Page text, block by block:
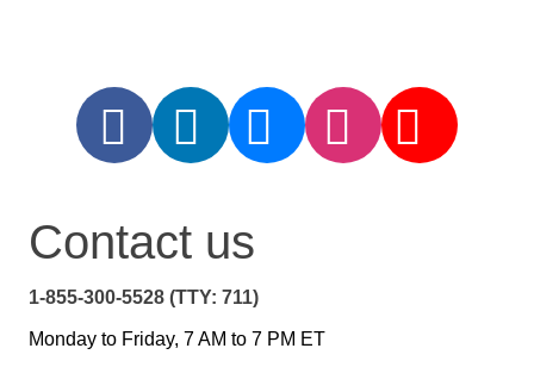
Contact us
1-855-300-5528 (TTY: 711)
Monday to Friday, 7 AM to 7 PM ET